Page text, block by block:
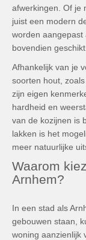
afwerkingen. Of je
juist een modern
worden aangepast
bovendien
Afhankelijk van je
soorten hout,
zijn eigen
hardheid en
van de kozijnen is
lakken is het
meer natuurlijke
Waarom
Arnhem?
In een stad als
gebouwen staan,
woning aanzienlijk